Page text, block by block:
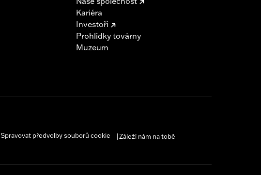
Kariéra
Investoři
Prohlídky továrny
Muzeum
Spravovat předvolby souborů cookie Záleží nám na tobě